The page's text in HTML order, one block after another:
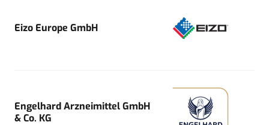
Eizo Europe GmbH
Engelhard Arzneimittel GmbH
& Co. KG